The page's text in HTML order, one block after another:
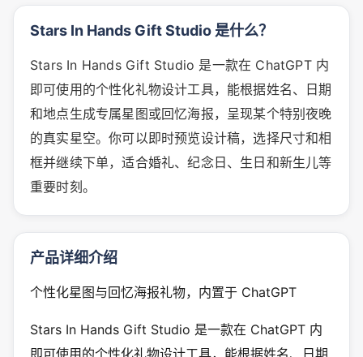
Stars In Hands Gift Studio 是什么？
Stars In Hands Gift Studio 是一款在 ChatGPT 内
即可使用的个性化礼物设计工具，能根据姓名、日期
和地点生成专属星图或回忆海报，呈现某个特别夜晚
的真实星空。你可以即时预览设计稿，选择尺寸和相
框并继续下单，适合婚礼、纪念日、生日和新生儿等
重要时刻。
产品详细介绍
个性化星图与回忆海报礼物，内置于 ChatGPT
Stars In Hands Gift Studio 是一款在 ChatGPT 内